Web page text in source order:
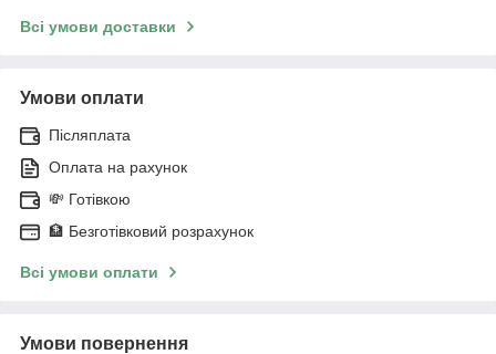
Всі умови доставки
Умови оплати
Післяплата
Оплата на рахунок
💸 Готівкою
🏦 Безготівковий розрахунок
Всі умови оплати
Умови повернення